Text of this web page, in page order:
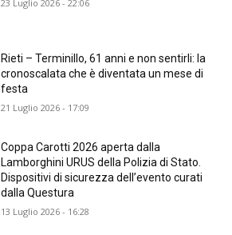
23 Luglio 2026 - 22:06
Rieti – Terminillo, 61 anni e non sentirli: la
cronoscalata che è diventata un mese di
festa
21 Luglio 2026 - 17:09
Coppa Carotti 2026 aperta dalla
Lamborghini URUS della Polizia di Stato.
Dispositivi di sicurezza dell’evento curati
dalla Questura
13 Luglio 2026 - 16:28